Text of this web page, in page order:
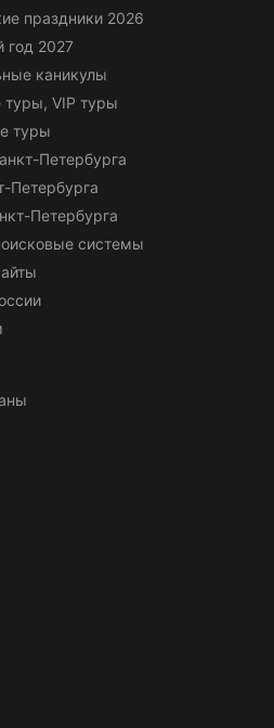
праздники 2026
год 2027
каникулы
VIP туры
туры
Петербурга
Петербурга
Петербурга
системы